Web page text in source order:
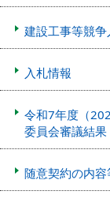
建設工事等競
入札情報
令和7年度（
委員会審議結果
随意契約の内